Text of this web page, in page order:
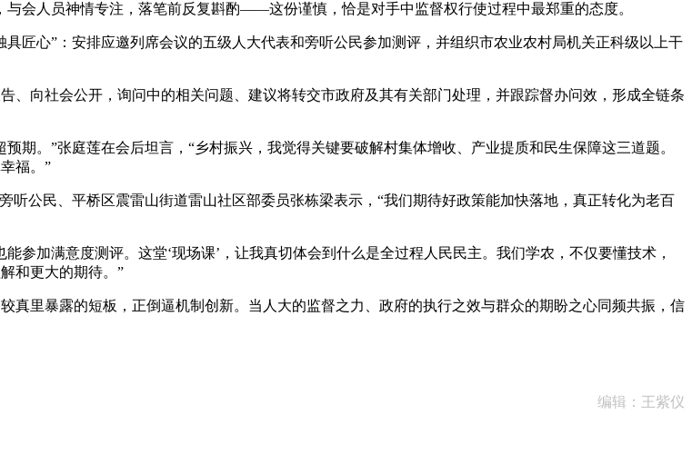
人员神情专注，落笔前反复斟酌——这份谨慎，恰是对手中监督权行使过程中最郑重的态度。
心”：安排应邀列席会议的五级人大代表和旁听公民参加测评，并组织市农业农村局机关正科级以上干
向社会公开，询问中的相关问题、建议将转交市政府及其有关部门处理，并跟踪督办问效，形成全链条
。”张庭莲在会后坦言，“乡村振兴，我觉得关键要破解村集体增收、产业提质和民生保障这三道题。
福。”
公民、平桥区震雷山街道雷山社区部委员张栋梁表示，“我们期待好政策能加快落地，真正转化为老百
加满意度测评。这堂‘现场课’，让我真切体会到什么是全过程人民民主。我们学农，不仅要懂技术，
和更大的期待。”
里暴露的短板，正倒逼机制创新。当人大的监督之力、政府的执行之效与群众的期盼之心同频共振，信
编辑：王紫仪